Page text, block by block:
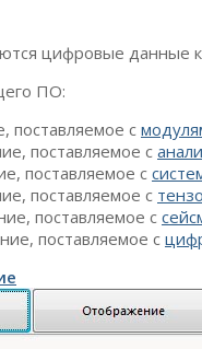
цифровые данные
ПО:
поставляемое с
поставляемое с
поставляемое с
поставляемое с
поставляемое с
поставляемое с